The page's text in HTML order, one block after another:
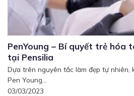
PenYoung – Bí quyết trẻ hóa
tại Pensilia
Dựa trên nguyên tắc làm đẹp tự nhiên,
Pen Young...
03/03/2023